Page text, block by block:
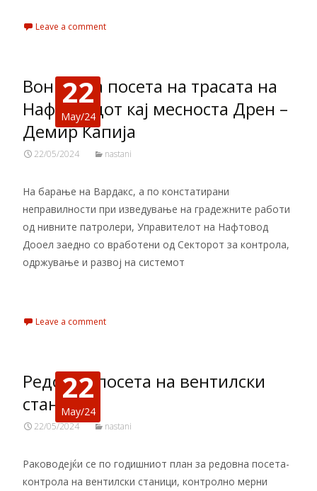
Leave a comment
22
May/24
Вонредна посета на трасата на
Нафтоводот кај месноста Дрен –
Демир Капија
22/05/2024 nastani
На барање на Вардакс, а по констатирани
неправилности при изведување на градежните работи
од нивните патролери, Управителот на Нафтовод
Дооел заедно со вработени од Секторот за контрола,
одржување и развој на системот
Leave a comment
22
May/24
Редовна посета на вентилски
станици
22/05/2024 nastani
Раководејќи се по годишниот план за редовна посета-
контрола на вентилски станици, контролно мерни